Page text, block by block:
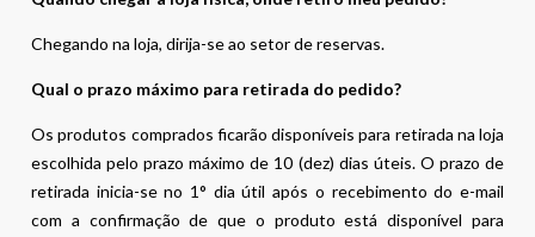
Chegando na loja, dirija-se ao setor de reservas.
Qual o prazo máximo para retirada do pedido?
Os produtos comprados ficarão disponíveis para retirada na loja
escolhida pelo prazo máximo de 10 (dez) dias úteis. O prazo de
retirada inicia-se no 1° dia útil após o recebimento do e-mail
com a confirmação de que o produto está disponível para